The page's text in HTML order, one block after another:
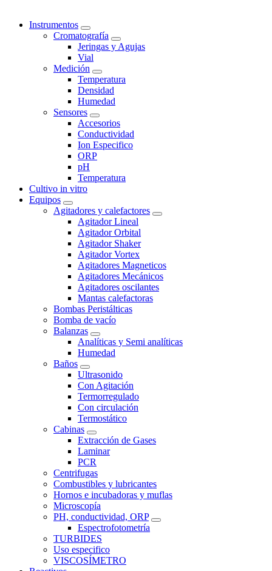
Instrumentos
Cromatografía
Jeringas y Agujas
Vial
Medición
Temperatura
Densidad
Humedad
Sensores
Accesorios
Conductividad
Ion Especifico
ORP
pH
Temperatura
Cultivo in vitro
Equipos
Agitadores y calefactores
Agitador Lineal
Agitador Orbital
Agitador Shaker
Agitador Vortex
Agitadores Magneticos
Agitadores Mecánicos
Agitadores oscilantes
Mantas calefactoras
Bombas Peristálticas
Bomba de vacío
Balanzas
Analíticas y Semi analíticas
Humedad
Baños
Ultrasonido
Con Agitación
Termorregulado
Con circulación
Termostático
Cabinas
Extracción de Gases
Laminar
PCR
Centrifugas
Combustibles y lubricantes
Hornos e incubadoras y muflas
Microscopía
PH, conductividad, ORP
Espectrofotometría
TURBIDES
Uso especifico
VISCOSÍMETRO